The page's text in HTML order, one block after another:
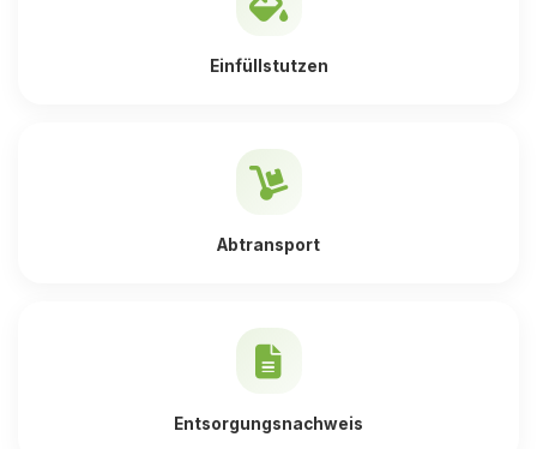
Einfüllstutzen
Abtransport
Entsorgungsnachweis